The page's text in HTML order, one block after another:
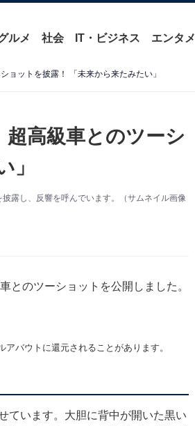
ルメ 社会 IT・ビジネス エンタメ
ョットを披露！ 「未来から来たみたい」
超高級車とのツーシ
」
露し、反響を呼んでいます。（サムネイル画像
とのツーショットを公開しました。
バウトに還元されることがあります。
ています。大胆に背中が開いた黒い